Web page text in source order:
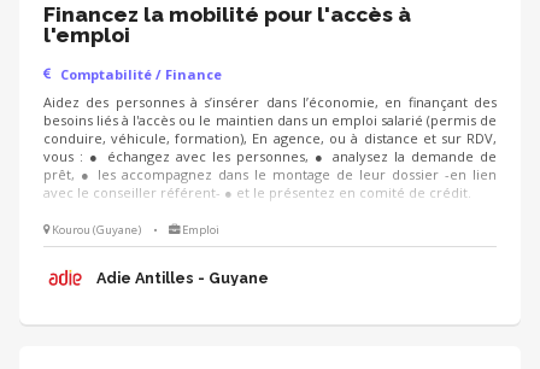
Financez la mobilité pour l'accès à
l'emploi
Comptabilité / Finance
Aidez des personnes à s’insérer dans l’économie, en finançant des
besoins liés à l'accès ou le maintien dans un emploi salarié (permis de
conduire, véhicule, formation), En agence, ou à distance et sur RDV,
vous : ● échangez avec les personnes, ● analysez la demande de
prêt, ● les accompagnez dans le montage de leur dossier -en lien
avec le conseiller référent- ● et le présentez en comité de crédit.
Kourou (Guyane) • Emploi
Adie Antilles - Guyane